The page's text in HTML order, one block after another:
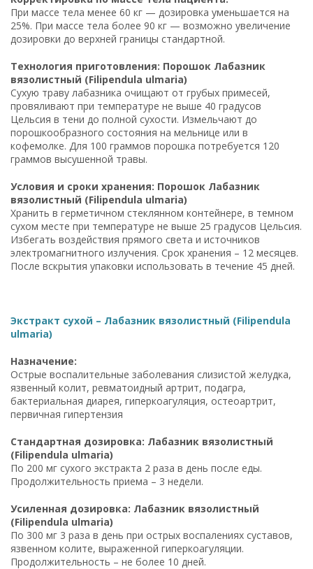
При массе тела менее 60 кг — дозировка уменьшается на
25%. При массе тела более 90 кг — возможно увеличение
дозировки до верхней границы стандартной.
Технология приготовления: Порошок Лабазник
вязолистный (Filipendula ulmaria)
Сухую траву лабазника очищают от грубых примесей,
провяливают при температуре не выше 40 градусов
Цельсия в тени до полной сухости. Измельчают до
порошкообразного состояния на мельнице или в
кофемолке. Для 100 граммов порошка потребуется 120
граммов высушенной травы.
Условия и сроки хранения: Порошок Лабазник
вязолистный (Filipendula ulmaria)
Хранить в герметичном стеклянном контейнере, в темном
сухом месте при температуре не выше 25 градусов Цельсия.
Избегать воздействия прямого света и источников
электромагнитного излучения. Срок хранения – 12 месяцев.
После вскрытия упаковки использовать в течение 45 дней.
Экстракт сухой – Лабазник вязолистный (Filipendula
ulmaria)
Назначение:
Острые воспалительные заболевания слизистой желудка,
язвенный колит, ревматоидный артрит, подагра,
бактериальная диарея, гиперкоагуляция, остеоартрит,
первичная гипертензия
Стандартная дозировка: Лабазник вязолистный
(Filipendula ulmaria)
По 200 мг сухого экстракта 2 раза в день после еды.
Продолжительность приема – 3 недели.
Усиленная дозировка: Лабазник вязолистный
(Filipendula ulmaria)
По 300 мг 3 раза в день при острых воспалениях суставов,
язвенном колите, выраженной гиперкоагуляции.
Продолжительность – не более 10 дней.